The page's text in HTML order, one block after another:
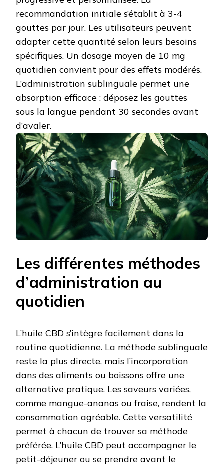
recommandation initiale s’établit à 3-4
gouttes par jour. Les utilisateurs peuvent
adapter cette quantité selon leurs besoins
spécifiques. Un dosage moyen de 10 mg
quotidien convient pour des effets modérés.
L’administration sublinguale permet une
absorption efficace : déposez les gouttes
sous la langue pendant 30 secondes avant
d’avaler.
Les différentes méthodes
d’administration au
quotidien
L’huile CBD s’intègre facilement dans la
routine quotidienne. La méthode sublinguale
reste la plus directe, mais l’incorporation
dans des aliments ou boissons offre une
alternative pratique. Les saveurs variées,
comme mangue-ananas ou fraise, rendent la
consommation agréable. Cette versatilité
permet à chacun de trouver sa méthode
préférée. L’huile CBD peut accompagner le
petit-déjeuner ou se prendre avant le